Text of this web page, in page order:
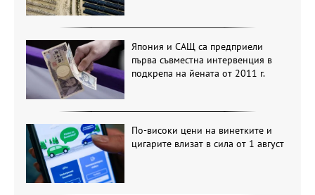
Япония и САЩ са предприели
първа съвместна интервенция в
подкрепа на йената от 2011 г.
По-високи цени на винетките и
цигарите влизат в сила от 1 август